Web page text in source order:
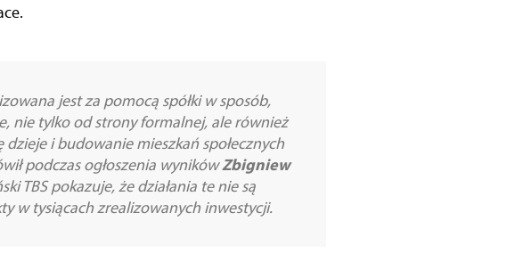
jest za pomocą spółki w sposób,
nie tylko od strony formalnej, ale również
i budowanie mieszkań społecznych
podczas ogłoszenia wynikówZbigniew
TBS pokazuje, że działania te nie są
w tysiącach zrealizowanych inwestycji.